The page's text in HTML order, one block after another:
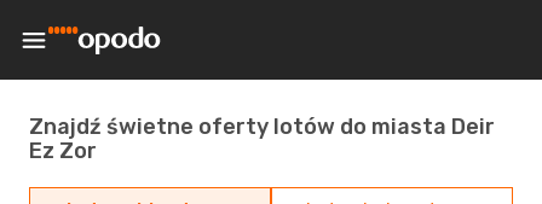
Znajdź świetne oferty lotów do miasta Deir
Ez Zor